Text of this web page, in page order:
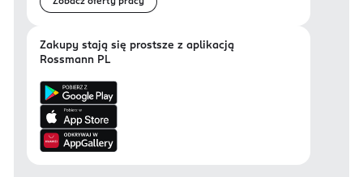
Zakupy stają się prostsze z aplikacją
Rossmann PL